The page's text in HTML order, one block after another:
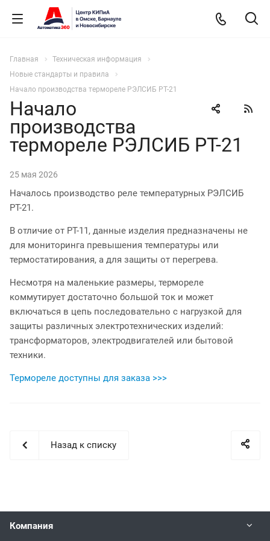
Главная
Техническая информация
Новые стандарты и правила
Начало производства термореле РЭЛСИБ РТ-21
Начало
производства
термореле РЭЛСИБ РТ-21
25 мая 2026
Началось производство реле температурных РЭЛСИБ
РТ-21.
В отличие от РТ-11, данные изделия предназначены не
для мониторинга превышения температуры или
термостатирования, а для защиты от перегрева.
Несмотря на маленькие размеры, термореле
коммутирует достаточно большой ток и может
включаться в цепь последовательно с нагрузкой для
защиты различных электротехнических изделий:
трансформаторов, электродвигателей или бытовой
техники.
Термореле доступны для заказа >>>
Назад к списку
Компания